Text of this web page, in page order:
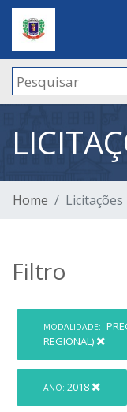
Home Licitações
Filtro
MODALIDADE:
REGIONAL)
ANO: 2018